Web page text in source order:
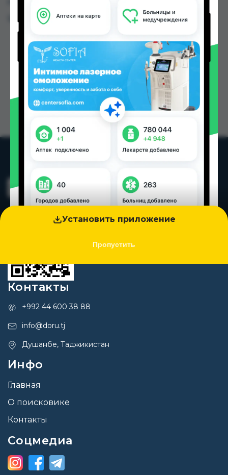
Установить приложение
Пропустить
Цена: от37.84 TJS
Контакты
+992 44 600 38 88
info@doru.tj
Душанбе, Таджикистан
Инфо
Главная
О поисковике
Контакты
Соцмедиа